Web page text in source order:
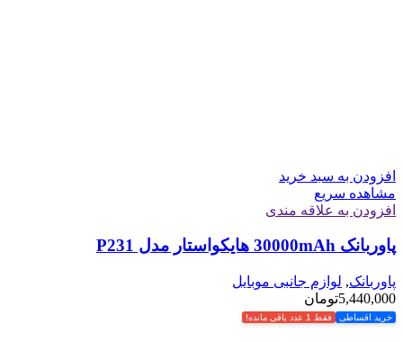
افزودن به سبد خرید
مشاهده سریع
افزودن به علاقه مندی
پاوربانک 30000mAh هایکواستار مدل P231
پاوربانک, لوازم جانبی موبایل
5,440,000تومان
خرید اقساطی فقط 1 عدد باقی مانده!